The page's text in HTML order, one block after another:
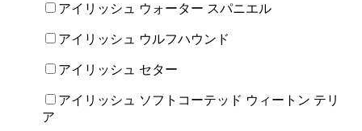
アイリッシュ ウォーター スパニエル
アイリッシュ ウルフハウンド
アイリッシュ セター
アイリッシュ ソフトコーテッド ウィートン テリ
ア